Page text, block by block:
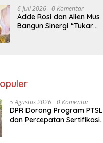
6 Juli 2026 0 Komentar
Adde Rosi dan Alien Mus
Bangun Sinergi “Tukar
5 Agustus 2026 0 Komentar
DPR Dorong Program PTSL
dan Percepatan Sertifikasi